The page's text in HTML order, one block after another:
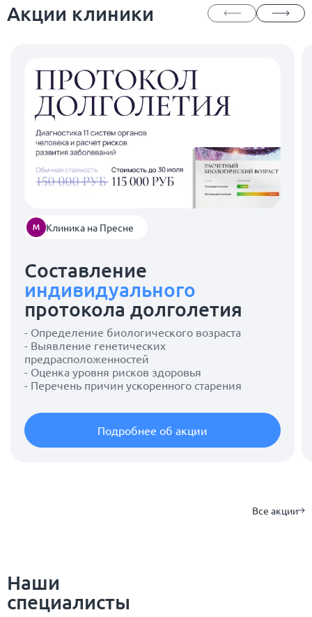
Акции клиники
Клиника на Пресне
Составление
индивидуального
протокола долголетия
- Определение биологического возраста
- Выявление генетических
предрасположенностей
- Оценка уровня рисков здоровья
- Перечень причин ускоренного старения
Подробнее об акции
Все акции
Наши
специалисты